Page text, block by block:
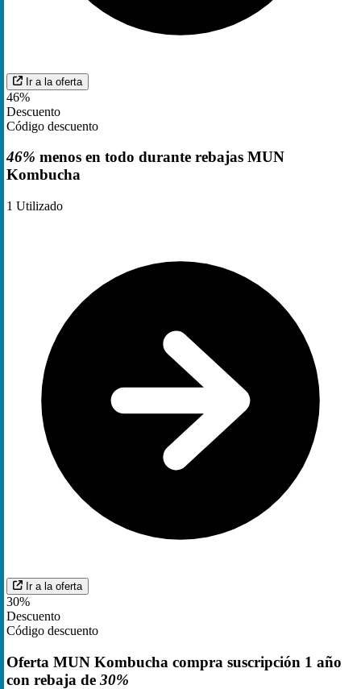
Ir a la oferta
46%
Descuento
Código descuento
46% menos en todo durante rebajas MUN
Kombucha
1 Utilizado
Ir a la oferta
30%
Descuento
Código descuento
Oferta MUN Kombucha compra suscripción 1 año
con rebaja de 30%